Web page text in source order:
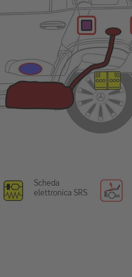
Scheda
elettronica SRS